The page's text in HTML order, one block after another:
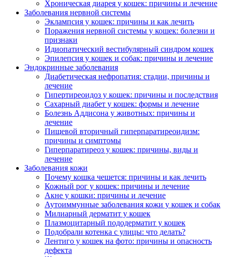
Хроническая диарея у кошек: причины и лечение
Заболевания нервной системы
Эклампсия у кошек: причины и как лечить
Поражения нервной системы у кошек: болезни и
признаки
Идиопатический вестибулярный синдром кошек
Эпилепсия у кошек и собак: причины и лечение
Эндокринные заболевания
Диабетическая нефропатия: стадии, причины и
лечение
Гипертиреоидоз у кошек: причины и последствия
Сахарный диабет у кошек: формы и лечение
Болезнь Аддисона у животных: причины и
лечение
Пищевой вторичный гиперпаратиреоидизм:
причины и симптомы
Гиперпаратиреоз у кошек: причины, виды и
лечение
Заболевания кожи
Почему кошка чешется: причины и как лечить
Кожный рог у кошек: причины и лечение
Акне у кошки: причины и лечение
Аутоиммунные заболевания кожи у кошек и собак
Милиарный дерматит у кошек
Плазмоцитарный пододерматит у кошек
Подобрали котенка с улицы: что делать?
Лентиго у кошек на фото: причины и опасность
дефекта